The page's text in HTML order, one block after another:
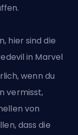
hier sind die
in Marvel
wenn du
vermisst,
von
dass die